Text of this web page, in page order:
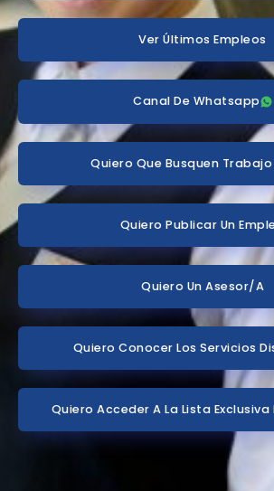
Ver Últimos Empleos
Canal De Whatsapp
Quiero Que Busquen Trabajo
Quiero Publicar Un
Quiero Un Asesor/a
Quiero Conocer Los Servicios
Quiero Acceder A La Lista Exclusiva